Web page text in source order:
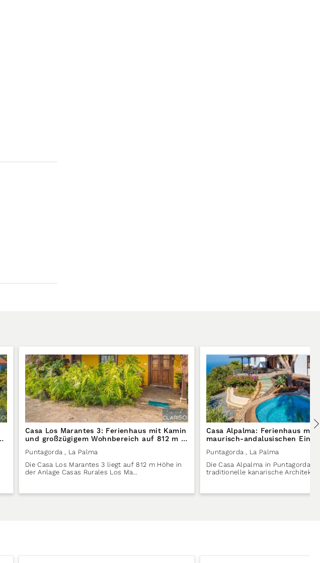
Casa Los Marantes 3: Ferienhaus mit Kamin
und großzügigem Wohnbereich auf 812 m in
Puntagorda auf La Palma
Puntagorda
, La Palma
Die Casa Los Marantes 3 liegt auf 812 m Höhe in
der Anlage Casas Rurales Los Ma…
Casa Alpalma: Ferienhaus mit
maurisch-andalusischen
solargeheiztem Sitzpool in
La Palma
Puntagorda
, La Palma
Die Casa Alpalma in Puntagorda
traditionelle kanarische